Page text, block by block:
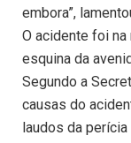
embora”,
O acidente foi na
esquina da
Segundo a
causas do
laudos da